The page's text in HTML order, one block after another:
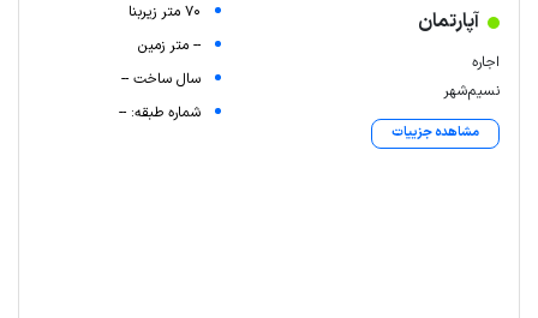
آپارتمان
اجاره
نسیم‌شهر
مشاهده جزییات
70 متر زیربنا
-- متر زمین
سال ساخت --
شماره طبقه: --